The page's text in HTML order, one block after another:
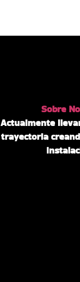
Sobre
Actualmente
trayectoria